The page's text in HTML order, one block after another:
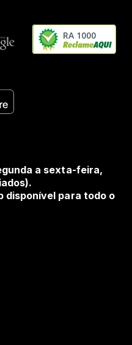
RA 1000
a sexta-feira,
disponível para todo o